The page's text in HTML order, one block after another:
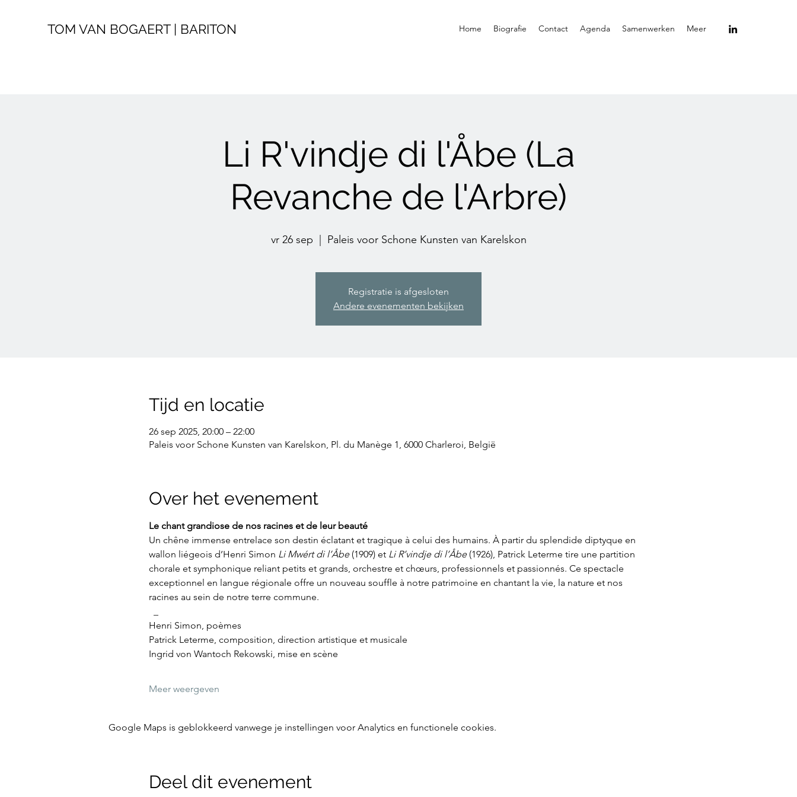
TOM VAN BOGAERT | BARITON Home Biografie Contact Agenda Samenwerken Meer
Li R'vindje di l'Åbe (La
Revanche de l'Arbre)
vr 26 sep Paleis voor Schone Kunsten van Karelskon
Registratie is afgesloten
Andere evenementen bekijken
Tijd en locatie
26 sep 2025, 20:00 – 22:00
Paleis voor Schone Kunsten van Karelskon, Pl. du Manège 1, 6000 Charleroi, België
Over het evenement
Le chant grandiose de nos racines et de leur beauté
Un chêne immense entrelace son destin éclatant et tragique à celui des humains. À partir du splendide diptyque en
wallon liégeois d’Henri Simon Li Mwért di l’Åbe (1909) et Li R’vindje di l’Åbe (1926), Patrick Leterme tire une partition
chorale et symphonique reliant petits et grands, orchestre et chœurs, professionnels et passionnés. Ce spectacle
exceptionnel en langue régionale offre un nouveau souffle à notre patrimoine en chantant la vie, la nature et nos
racines au sein de notre terre commune.
Henri Simon, poèmes
Patrick Leterme, composition, direction artistique et musicale
Ingrid von Wantoch Rekowski, mise en scène
Meer weergeven
Google Maps is geblokkeerd vanwege je instellingen voor Analytics en functionele cookies.
Deel dit evenement